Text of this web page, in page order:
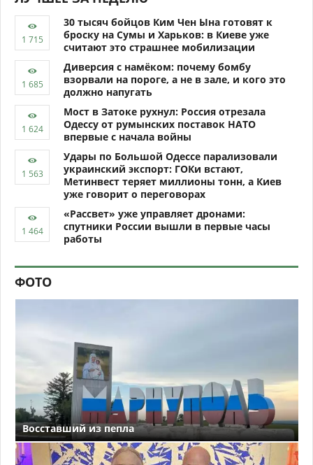
30 тысяч бойцов Ким Чен Ына готовят к
броску на Сумы и Харьков: в Киеве уже
считают это страшнее мобилизации
Диверсия с намёком: почему бомбу
взорвали на пороге, а не в зале, и кого это
должно напугать
Мост в Затоке рухнул: Россия отрезала
Одессу от румынских поставок НАТО
впервые с начала войны
Удары по Большой Одессе парализовали
украинский экспорт: ГОКи встают,
Метинвест теряет миллионы тонн, а Киев
уже говорит о переговорах
«Рассвет» уже управляет дронами:
спутники России вышли в первые часы
работы
ФОТО
Восставший из пепла